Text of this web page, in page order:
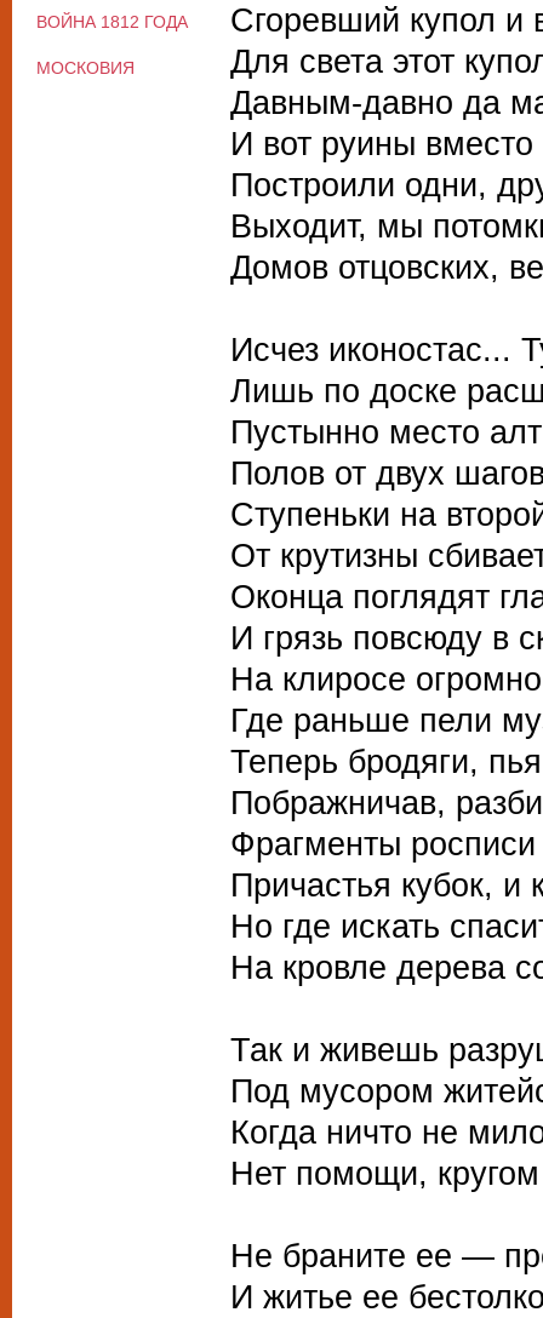
Сгоревший купол и
Для света этот
Давным-давно да
И вот руины вместо
Построили одни,
Выходит, мы
Домов отцовских,
Исчез иконостас...
Лишь по доске
Пустынно место
Полов от двух
Ступеньки на
От крутизны
Оконца поглядят
И грязь повсюду в
На клиросе
Где раньше пели
Теперь бродяги,
Пображничав,
Фрагменты
Причастья кубок, и
Но где искать
На кровле дерева
Так и живешь
Под мусором
Когда ничто не
Нет помощи,
Не браните ее —
И житье ее
ВОЙНА 1812 ГОДА
МОСКОВИЯ